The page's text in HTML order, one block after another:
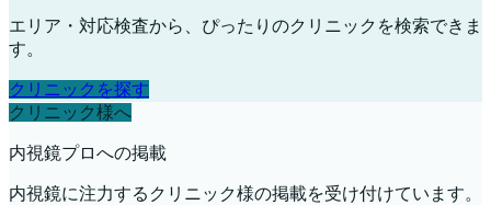
エリア・対応検査から、ぴったりのクリニックを検索できま
す。
クリニックを探す
クリニック様へ
内視鏡プロへの掲載
内視鏡に注力するクリニック様の掲載を受け付けています。